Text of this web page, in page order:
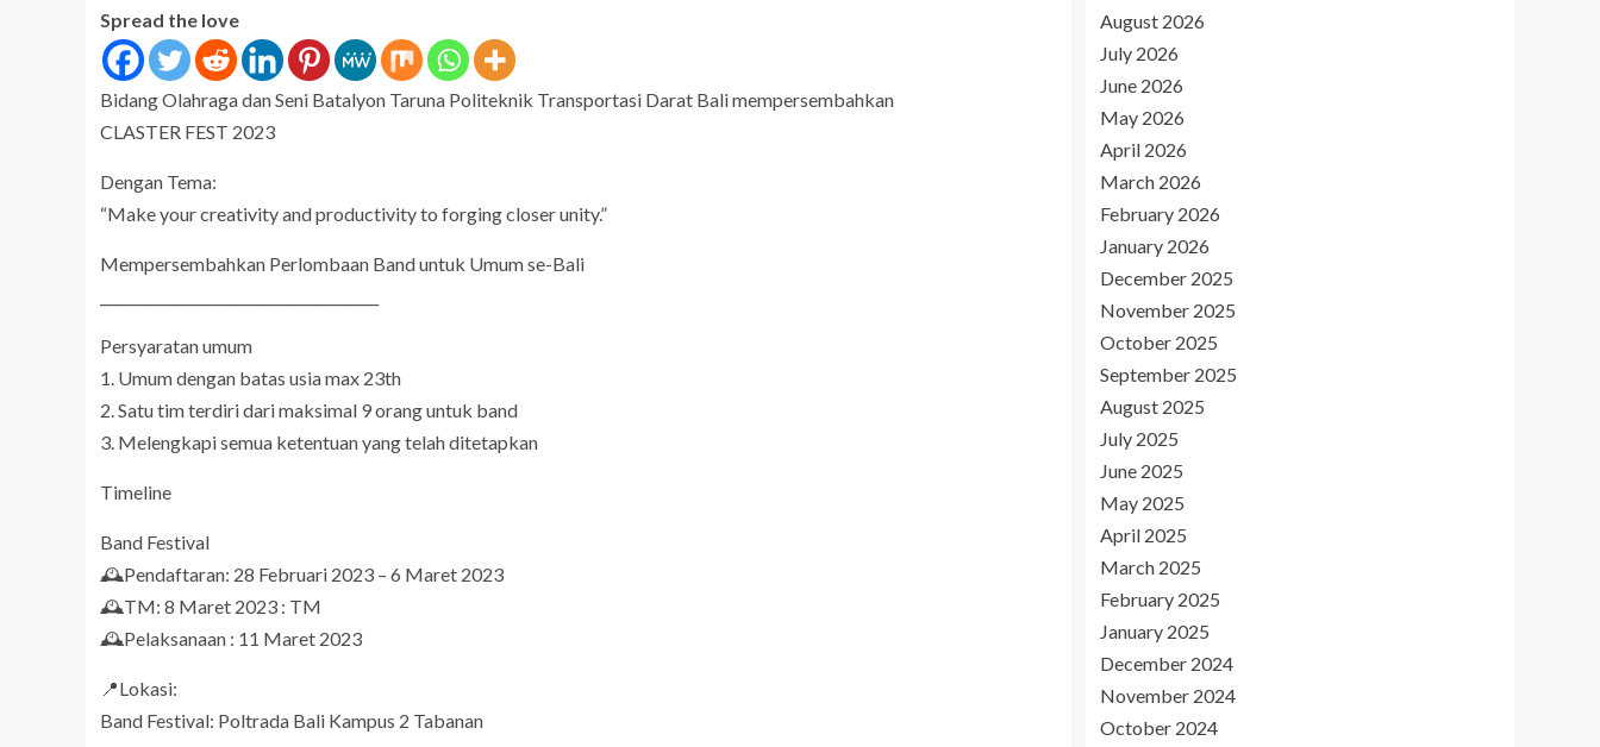
Spread the love
Bidang Olahraga dan Seni Batalyon Taruna Politeknik Transportasi Darat Bali mempersembahkan
CLASTER FEST 2023
Dengan Tema:
“Make your creativity and productivity to forging closer unity.”
Mempersembahkan Perlombaan Band untuk Umum se-Bali
Persyaratan umum
1. Umum dengan batas usia max 23th
2. Satu tim terdiri dari maksimal 9 orang untuk band
3. Melengkapi semua ketentuan yang telah ditetapkan
Timeline
Band Festival
🕰Pendaftaran: 28 Februari 2023 – 6 Maret 2023
🕰TM: 8 Maret 2023 : TM
🕰Pelaksanaan : 11 Maret 2023
📍Lokasi:
Band Festival: Poltrada Bali Kampus 2 Tabanan
August 2026
July 2026
June 2026
May 2026
April 2026
March 2026
February 2026
January 2026
December 2025
November 2025
October 2025
September 2025
August 2025
July 2025
June 2025
May 2025
April 2025
March 2025
February 2025
January 2025
December 2024
November 2024
October 2024